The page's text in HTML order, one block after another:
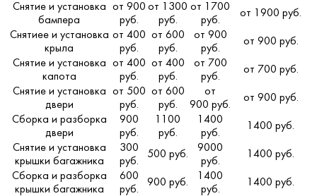
Снятие и установка
бампера
от 900
руб.
от 1300
руб.
от 1700
руб.
от 1900 руб.
Снятиее и установка
крыла
от 400
руб.
от 600
руб.
от 900
руб.
от 900 руб.
Снятие и установка
капота
от 400
руб.
от 400
руб.
от 700
руб.
от 700 руб.
Снятие и установка
двери
от 500
руб.
от 600
руб.
от
900 руб.
от 900 руб.
Сборка и разборка
двери
900
руб.
1100
руб.
1400
руб.
1400 руб.
Снятие и установка
крышки багажника
300
руб.
500 руб.
9000
руб.
1400 руб.
Сборка и разборка
крышки багажника
600
руб.
900 руб.
1400
руб.
1400 руб.